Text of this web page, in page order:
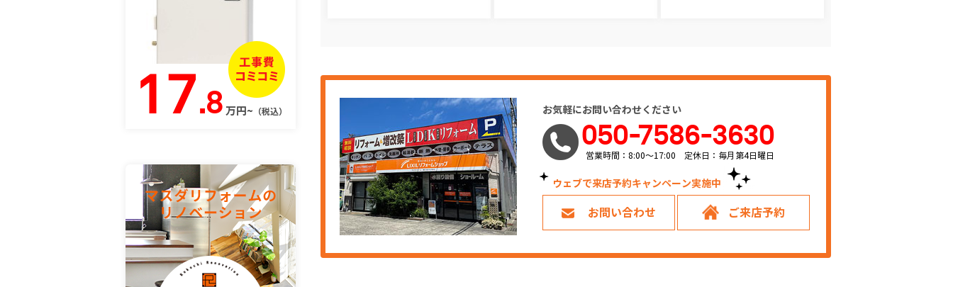
お気軽にお問い合わせください
050-7586-3630
営業時間：8:00～17:00 定休日：毎月第4日曜日
ウェブで来店予約キャンペーン実施中！
お問い合わせ ご来店予約
17.8 万円~ （税込）